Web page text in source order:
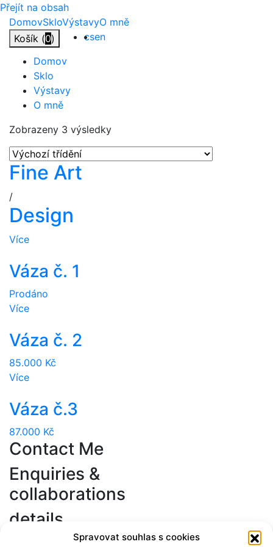
Spravovat souhlas s cookies
Přejít na obsah
DomovSkloVýstavyO mně
Košík (0) csen
Domov
Sklo
Výstavy
O mně
Zobrazeny 3 výsledky
Fine Art
/
Design
Více
Váza č. 1
Prodáno
Více
Váza č. 2
85.000 Kč
Více
Váza č.3
87.000 Kč
Contact Me
Enquiries &
collaborations
details
+420 602 810 147d.petrtylova@gmail.com